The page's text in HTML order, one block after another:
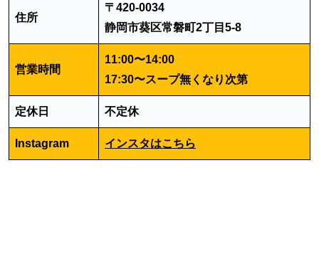
住所
〒420-0034
静岡市葵区常磐町2丁目5-8
営業時間
11:00〜14:00
17:30〜スープ無くなり次第
定休日 不定休
Instagram インスタはこちら